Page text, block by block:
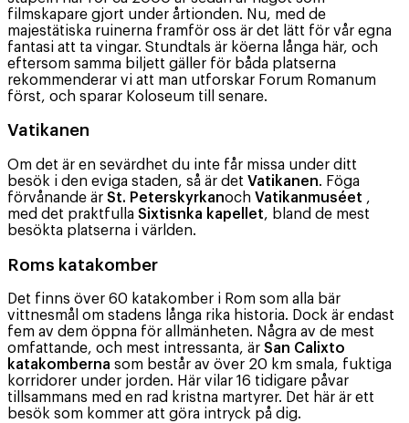
filmskapare gjort under årtionden. Nu, med de
majestätiska ruinerna framför oss är det lätt för vår egna
fantasi att ta vingar. Stundtals är köerna långa här, och
eftersom samma biljett gäller för båda platserna
rekommenderar vi att man utforskar Forum Romanum
först, och sparar Koloseum till senare.
Vatikanen
Om det är en sevärdhet du inte får missa under ditt
besök i den eviga staden, så är det Vatikanen. Föga
förvånande är St. Peterskyrkanoch Vatikanmuséet ,
med det praktfulla Sixtisnka kapellet, bland de mest
besökta platserna i världen.
Roms katakomber
Det finns över 60 katakomber i Rom som alla bär
vittnesmål om stadens långa rika historia. Dock är endast
fem av dem öppna för allmänheten. Några av de mest
omfattande, och mest intressanta, är San Calixto
katakomberna som består av över 20 km smala, fuktiga
korridorer under jorden. Här vilar 16 tidigare påvar
tillsammans med en rad kristna martyrer. Det här är ett
besök som kommer att göra intryck på dig.